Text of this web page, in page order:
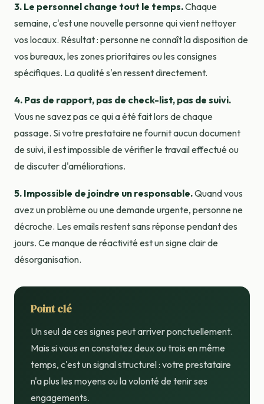
3. Le personnel change tout le temps.Chaque
semaine, c'est une nouvelle personne qui vient nettoyer
vos locaux. Résultat : personne ne connaît la disposition de
vos bureaux, les zones prioritaires ou les consignes
spécifiques. La qualité s'en ressent directement.
4. Pas de rapport, pas de check-list, pas de suivi.
Vous ne savez pas ce qui a été fait lors de chaque
passage. Si votre prestataire ne fournit aucun document
de suivi, il est impossible de vérifier le travail effectué ou
de discuter d'améliorations.
5. Impossible de joindre un responsable.Quand vous
avez un problème ou une demande urgente, personne ne
décroche. Les emails restent sans réponse pendant des
jours. Ce manque de réactivité est un signe clair de
désorganisation.
Point clé
Un seul de ces signes peut arriver ponctuellement.
Mais si vous en constatez deux ou trois en même
temps, c'est un signal structurel : votre prestataire
n'a plus les moyens ou la volonté de tenir ses
engagements.